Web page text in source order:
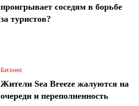
проигрывает соседям в борьбе
за туристов?
Бизнес
Жители Sea Breeze жалуются на
очереди и переполненность